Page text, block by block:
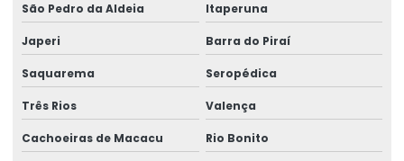
Etiquetas Adesivas Metalizadas Para Produtos
Etiquetas Adesivas Metalizadas Personalizadas
Etiquetas Adesivas Para Embalagens Comerciais
Etiquetas Adesivas Para Festas E Eventos
Etiquetas Adesivas Para Identificação De Produtos
São Pedro da Aldeia Itaperuna
Japeri Barra do Piraí
Saquarema Seropédica
Três Rios Valença
Cachoeiras de Macacu Rio Bonito